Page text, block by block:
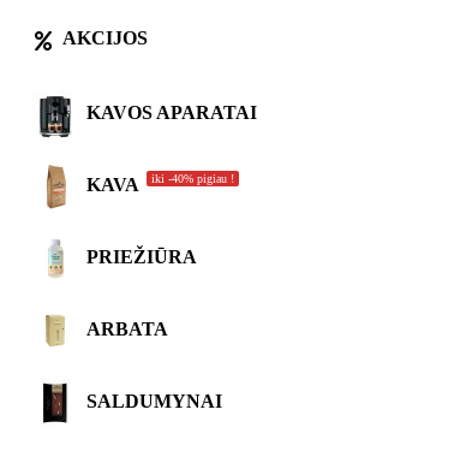
AKCIJOS
KAVOS APARATAI
KAVA iki -40% pigiau !
PRIEŽIŪRA
ARBATA
SALDUMYNAI